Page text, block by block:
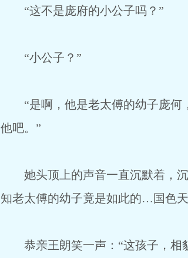
“这不是庞府的小公子吗？”
“小公子？”
“是啊，他是老太傅的幼子庞何
他吧。”
她头顶上的声音一直沉默着，沉
知老太傅的幼子竟是如此的…国色
恭亲王朗笑一声：“这孩子，相